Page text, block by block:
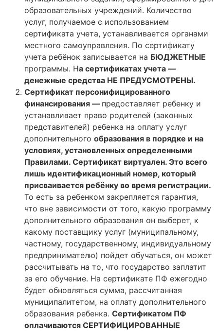
образовательных учреждений. Количество
услуг, получаемое с использованием
сертификата учета, устанавливается органами
местного самоуправления. По сертификату
учета ребёнок записывается на БЮДЖЕТНЫЕ
программы. На сертификатах учета —
денежные средства НЕ ПРЕДУСМОТРЕНЫ.
Сертификат персонифицированного
финансирования — предоставляет ребенку и
устанавливает право родителей (законных
представителей) ребенка на оплату услуг
дополнительного образования в порядке и на
условиях, установленных определенными
Правилами. Сертификат виртуален. Это всего
лишь идентификационный номер, который
присваивается ребёнку во время регистрации.
То есть за ребенком закрепляется гарантия,
что вне зависимости от того, какую программу
дополнительного образования он выберет, к
какому поставщику услуг (муниципальному,
частному, государственному, индивидуальному
предпринимателю) пойдет обучаться, он может
рассчитывать на то, что государство заплатит
за его обучение. На сертификате ПФ ежегодно
будет обновляться сумма, рассчитанная
муниципалитетом, на оплату дополнительного
образования ребенка. Сертификатом ПФ
оплачиваются СЕРТИФИЦИРОВАННЫЕ